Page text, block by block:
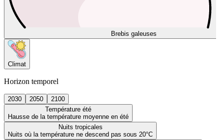
Brebis galeuses
Climat
Horizon temporel
2030 2050
2100
Température été
Hausse de la température moyenne en été
Nuits tropicales
Nuits où la température ne descend pas sous 20°C